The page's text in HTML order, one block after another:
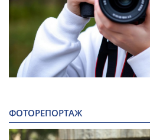
ФОТОРЕПОРТАЖ